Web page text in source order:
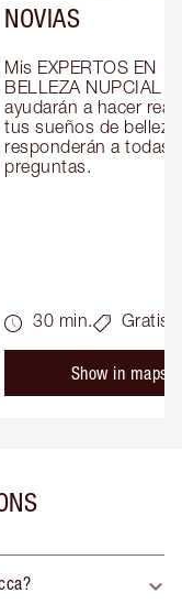
NOVIAS
Mis EXPERTOS EN
BELLEZA NUPCIAL te
ayudarán a hacer
tus sueños de belleza
responderán a todas
preguntas.
30 min. Gratis
Show in maps